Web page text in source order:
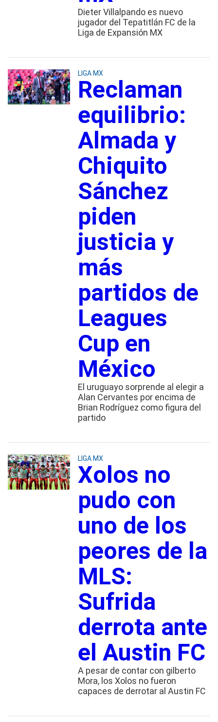
Dieter Villalpando es nuevo
jugador del Tepatitlán FC de la
Liga de Expansión MX
LIGA MX
Reclaman
equilibrio:
Almada y
Chiquito
Sánchez
piden
justicia y
más
partidos de
Leagues
Cup en
México
El uruguayo sorprende al elegir a
Alan Cervantes por encima de
Brian Rodríguez como figura del
partido
LIGA MX
Xolos no
pudo con
uno de los
peores de la
MLS:
Sufrida
derrota ante
el Austin FC
A pesar de contar con gilberto
Mora, los Xolos no fueron
capaces de derrotar al Austin FC